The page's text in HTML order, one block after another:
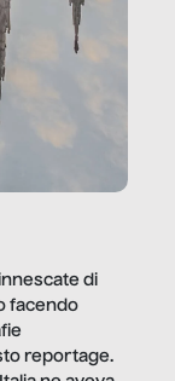
di
facendo
reportage.